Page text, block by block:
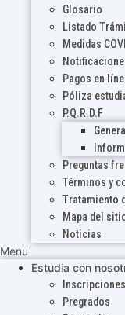
Glosario
Listado
Medidas
Pagos en
Póliza
P.Q.R.D.F
Preguntas
Términos y
Tratamiento
Mapa del
Noticias
Menu
Estudia con
Inscripciones
Pregrados